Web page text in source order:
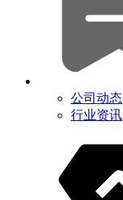
公司动态
行业资讯